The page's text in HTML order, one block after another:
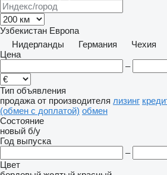
Узбекистан Европа
Нидерланды
Германия Чехия
Цена
–
Тип объявления
продажа от производителя лизинг
(обмен с доплатой) обмен
Состояние
новый б/у
Год выпуска
–
Цвет